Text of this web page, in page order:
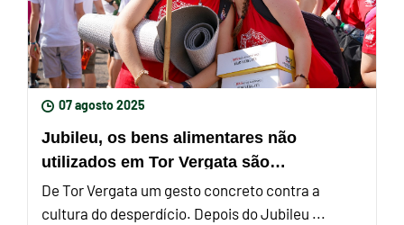
07 agosto 2025
Jubileu, os bens alimentares não
utilizados em Tor Vergata são
redistribuídos aos mais pobres
De Tor Vergata um gesto concreto contra a
cultura do desperdício. Depois do Jubileu ...